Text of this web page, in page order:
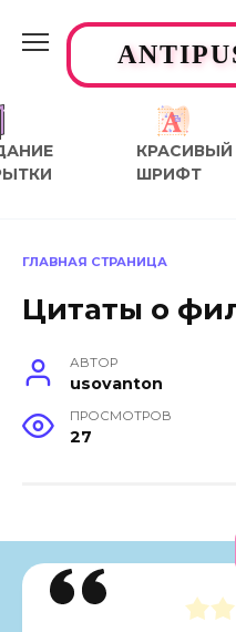
содержанию
КРАСИВЫЙ
ШРИФТ
ГЛАВНАЯ СТРАНИЦА
Цитаты о
АВТОР
usovanton
ПРОСМОТРОВ
27